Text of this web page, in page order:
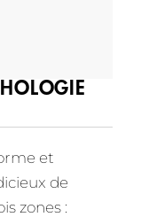
et
de
zones :